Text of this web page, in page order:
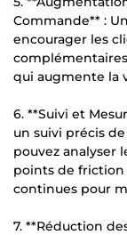
Commande** :
encourager les
qui augmente la
6. **Suivi et
un suivi précis
pouvez analyser
points de
continues pour
7. **Réduction